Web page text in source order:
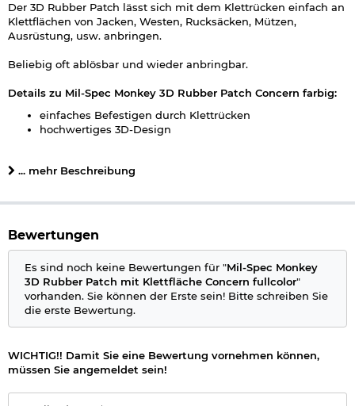
Der 3D Rubber Patch lässt sich mit dem Klettrücken einfach an
Klettflächen von Jacken, Westen, Rucksäcken, Mützen,
Ausrüstung, usw. anbringen.
Beliebig oft ablösbar und wieder anbringbar.
Details zu Mil-Spec Monkey 3D Rubber Patch Concern farbig:
einfaches Befestigen durch Klettrücken
hochwertiges 3D-Design
Maße: ca. 7,4 x 9,0 cm
Material: PVC, Kunststoff
Farbe: fullcolor
Marke: Mil-Spec Monkey
Herstellerinformationen
Verantwortliche Person für die EU
... mehr Beschreibung
Bewertungen
Es sind noch keine Bewertungen für "Mil-Spec Monkey
3D Rubber Patch mit Klettfläche Concern fullcolor"
vorhanden. Sie können der Erste sein! Bitte schreiben Sie
die erste Bewertung.
WICHTIG!! Damit Sie eine Bewertung vornehmen können,
müssen Sie angemeldet sein!